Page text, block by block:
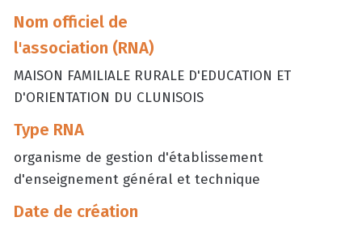
Nom officiel de
l'association (RNA)
MAISON FAMILIALE RURALE D'EDUCATION ET
D'ORIENTATION DU CLUNISOIS
Type RNA
organisme de gestion d'établissement
d'enseignement général et technique
Date de création